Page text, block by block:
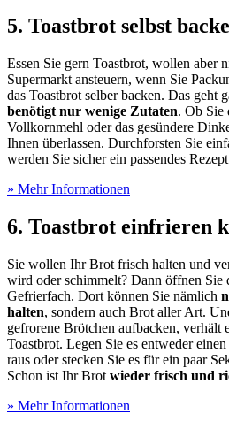
5. Toastbrot selbst
Essen Sie gern Toastbrot, wollen aber
Supermarkt ansteuern, wenn Sie
das Toastbrot selber backen. Das geht
benötigt nur wenige Zutaten. Ob Sie
Vollkornmehl oder das gesündere
Ihnen überlassen. Durchforsten Sie
werden Sie sicher ein passendes
» Mehr Informationen
6. Toastbrot einfrieren
Sie wollen Ihr Brot frisch halten und
wird oder schimmelt? Dann öffnen Sie
Gefrierfach. Dort können Sie nämlich
halten, sondern auch Brot aller Art.
gefrorene Brötchen aufbacken, verhält
Toastbrot. Legen Sie es entweder
raus oder stecken Sie es für ein paar
Schon ist Ihr Brot wieder frisch und
» Mehr Informationen